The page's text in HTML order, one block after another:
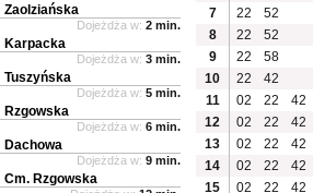
7
22
52
8
22
52
9
22
58
10
22
42
11
02 22
42
12
02 22
42
13
02 22
42
14
02 22
42
15
02 22 42
Zaolziańska
Dojeżdża w: 2 min.
Karpacka
Dojeżdża w: 3 min.
Tuszyńska
Dojeżdża w: 5 min.
Rzgowska
Dojeżdża w: 6 min.
Dachowa
Dojeżdża w: 9 min.
Cm. Rzgowska